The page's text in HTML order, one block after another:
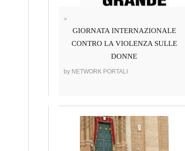
>
GIORNATA INTERNAZIONALE
CONTRO LA VIOLENZA SULLE
DONNE
by NETWORK PORTALI